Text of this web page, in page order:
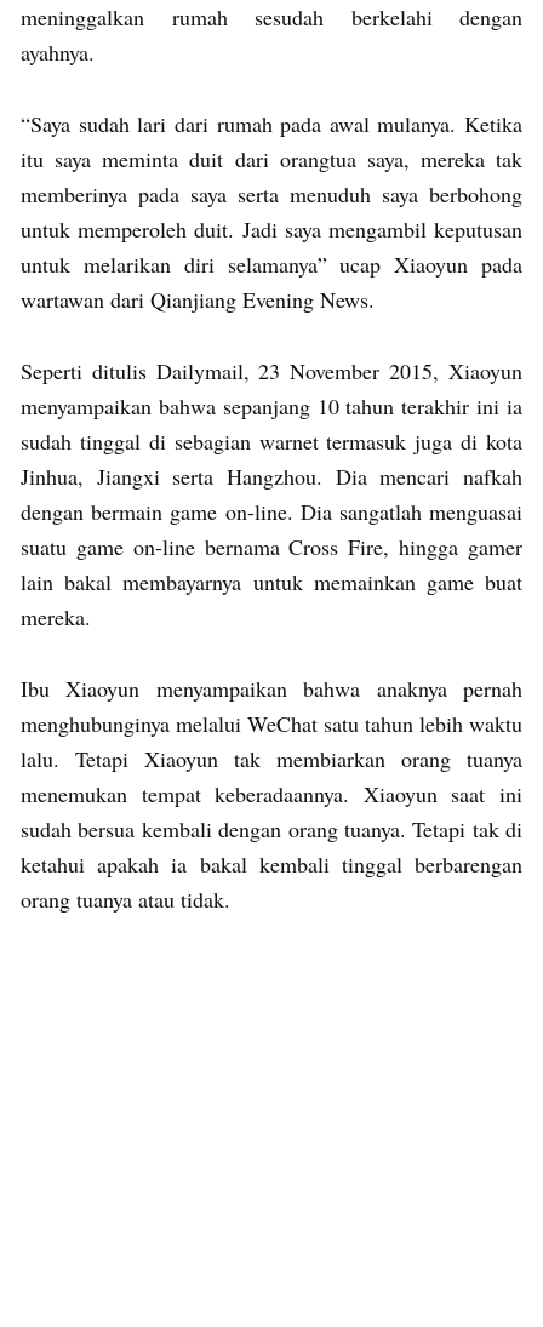
meninggalkan rumah sesudah berkelahi dengan
ayahnya.
“Saya sudah lari dari rumah pada awal mulanya. Ketika
itu saya meminta duit dari orangtua saya, mereka tak
memberinya pada saya serta menuduh saya berbohong
untuk memperoleh duit. Jadi saya mengambil keputusan
untuk melarikan diri selamanya” ucap Xiaoyun pada
wartawan dari Qianjiang Evening News.
Seperti ditulis Dailymail, 23 November 2015, Xiaoyun
menyampaikan bahwa sepanjang 10 tahun terakhir ini ia
sudah tinggal di sebagian warnet termasuk juga di kota
Jinhua, Jiangxi serta Hangzhou. Dia mencari nafkah
dengan bermain game on-line. Dia sangatlah menguasai
suatu game on-line bernama Cross Fire, hingga gamer
lain bakal membayarnya untuk memainkan game buat
mereka.
Ibu Xiaoyun menyampaikan bahwa anaknya pernah
menghubunginya melalui WeChat satu tahun lebih waktu
lalu. Tetapi Xiaoyun tak membiarkan orang tuanya
menemukan tempat keberadaannya. Xiaoyun saat ini
sudah bersua kembali dengan orang tuanya. Tetapi tak di
ketahui apakah ia bakal kembali tinggal berbarengan
orang tuanya atau tidak.